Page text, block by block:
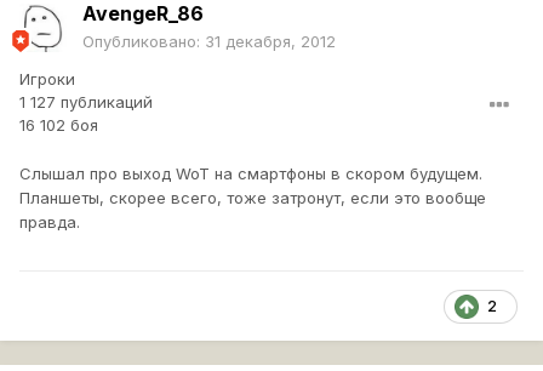
AvengeR_86
Опубликовано: 31 декабря, 2012
Игроки
1 127 публикаций
16 102 боя
Слышал про выход WoT на смартфоны в скором будущем.
Планшеты, скорее всего, тоже затронут, если это вообще
правда.
2